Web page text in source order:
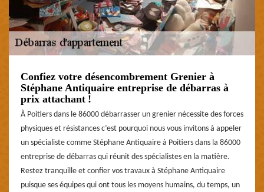
Confiez votre désencombrement Grenier à
Stéphane Antiquaire entreprise de débarras à
prix attachant !
À Poitiers dans le 86000 débarrasser un grenier nécessite des forces
physiques et résistances c’est pourquoi nous vous invitons à appeler
un spécialiste comme Stéphane Antiquaire à Poitiers dans la 86000
entreprise de débarras qui réunit des spécialistes en la matière.
Restez tranquille et confier vos travaux à Stéphane Antiquaire
puisque ses équipes qui ont tous les moyens humains, du temps, un